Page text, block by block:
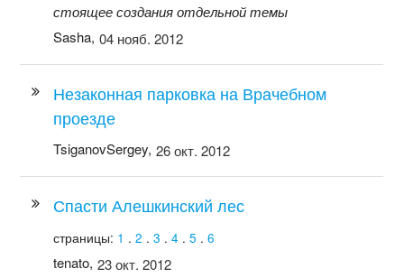
стоящее создания отдельной темы
Sasha, 04 нояб. 2012
Незаконная парковка на Врачебном
проезде
TsiganovSergey, 26 окт. 2012
Спасти Алешкинский лес
страницы: 1 .2 .3 .4 .5 .6
tenato, 23 окт. 2012